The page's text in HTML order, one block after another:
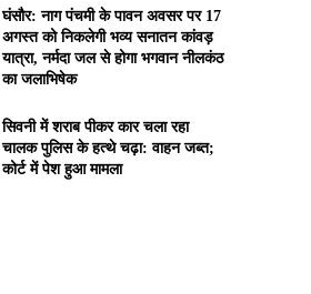
घंसौर: नाग पंचमी के पावन अवसर पर 17
अगस्त को निकलेगी भव्य सनातन कांवड़
यात्रा, नर्मदा जल से होगा भगवान नीलकंठ
का जलाभिषेक
सिवनी में शराब पीकर कार चला रहा
चालक पुलिस के हत्थे चढ़ा: वाहन जब्त;
कोर्ट में पेश हुआ मामला